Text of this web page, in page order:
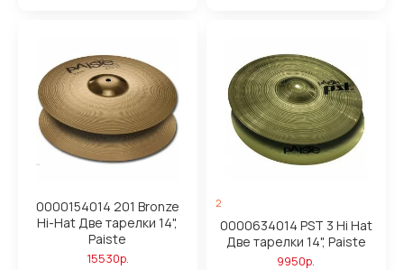
0000154014 201 Bronze
Hi-Hat Две тарелки 14",
Paiste
15530р.
2
0000634014 PST 3 Hi Hat
Две тарелки 14", Paiste
9950р.